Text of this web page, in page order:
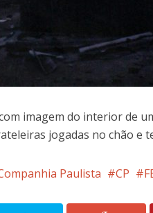
imagem do interior de
jogadas no chão e
Paulista CP